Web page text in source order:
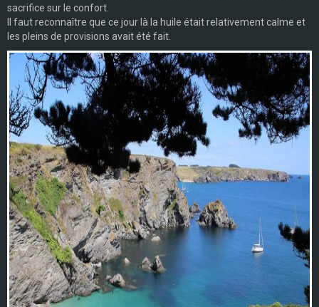
sacrifice sur le confort.
Il faut reconnaître que ce jour là la huile était relativement calme et
les pleins de provisions avait été fait.